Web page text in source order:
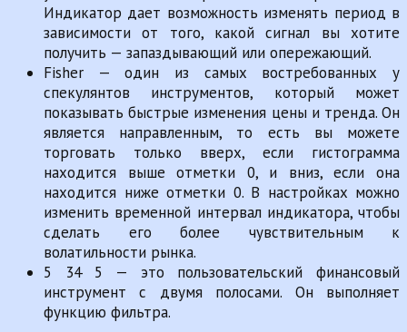
Индикатор дает возможность изменять период в
зависимости от того, какой сигнал вы хотите
получить — запаздывающий или опережающий.
Fisher — один из самых востребованных у
спекулянтов инструментов, который может
показывать быстрые изменения цены и тренда. Он
является направленным, то есть вы можете
торговать только вверх, если гистограмма
находится выше отметки 0, и вниз, если она
находится ниже отметки 0. В настройках можно
изменить временной интервал индикатора, чтобы
сделать его более чувствительным к
волатильности рынка.
5 34 5 — это пользовательский финансовый
инструмент с двумя полосами. Он выполняет
функцию фильтра.